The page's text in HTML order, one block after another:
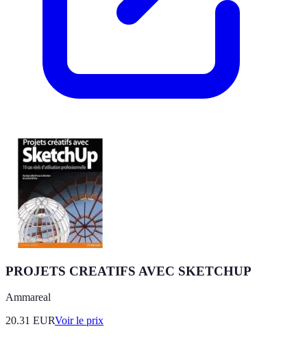
PROJETS CREATIFS AVEC SKETCHUP
Ammareal
20.31 EURVoir le prix